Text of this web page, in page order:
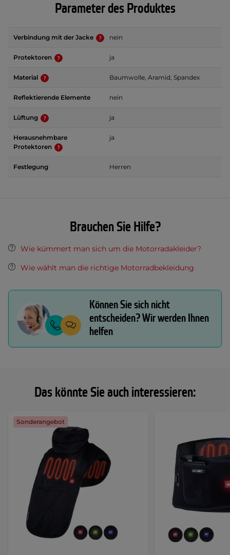
Das könnte Sie auch interessieren:
Sonderangebot
Parameter des Produktes
Verbindung mit der Jacke nein
Protektoren ja
Material Baumwolle, Aramid, Spandex
Reflektierende Elemente nein
Lüftung ja
Herausnehmbare
Protektoren
ja
Festlegung Herren
Brauchen Sie Hilfe?
Wie kümmert man sich um die Motorradakleider?
Wie wählt man die richtige Motorradbekleidung
Können Sie sich nicht
entscheiden? Wir werden Ihnen
helfen